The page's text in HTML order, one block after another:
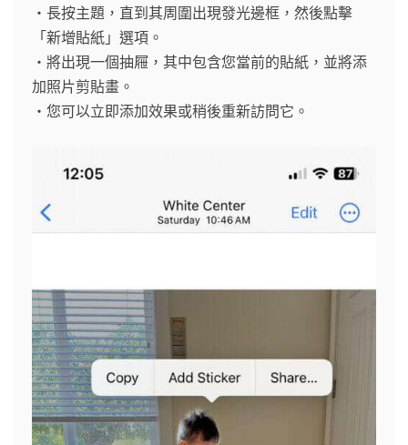
・長按主題，直到其周圍出現發光邊框，然後點擊
「新增貼紙」選項。
・將出現一個抽屜，其中包含您當前的貼紙，並將添
加照片剪貼畫。
・您可以立即添加效果或稍後重新訪問它。